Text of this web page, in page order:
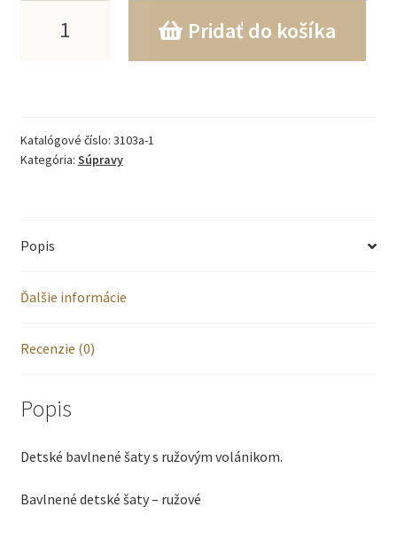
-
Pridať do košíka
Katalógové číslo: 3103a-1
Kategória: Súpravy
Popis
Ďalšie informácie
Recenzie (0)
Popis
Detské bavlnené šaty s ružovým volánikom.
Bavlnené detské šaty – ružové